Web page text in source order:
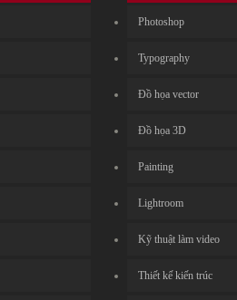
Photoshop
Typography
Đồ họa vector
Đồ họa 3D
Painting
Lightroom
Kỹ thuật làm video
Thiết kế kiến trúc